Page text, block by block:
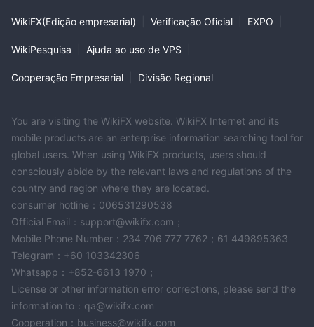
WikiFX(Edição empresarial) Verificação Oficial EXPO
WikiPesquisa Ajuda ao uso de VPS
Cooperação Empresarial Divisão Regional
You are visiting the WikiFX website. WikiFX Internet and its
mobile products are an enterprise information searching tool for
global users. When using WikiFX products, users should
consciously abide by the relevant laws and regulations of the
country and region where they are located.
consumer hotline：006531290538
Official Email：support@wikifx.com；
Mobile Phone Number：234 706 777 7762；61 449895363
Telegram：+60 103342306
Whatsapp：+852-6613 1970；
License or other information error corrections, please send the
information to：qa@wikifx.com
Cooperation：business@wikifx.com